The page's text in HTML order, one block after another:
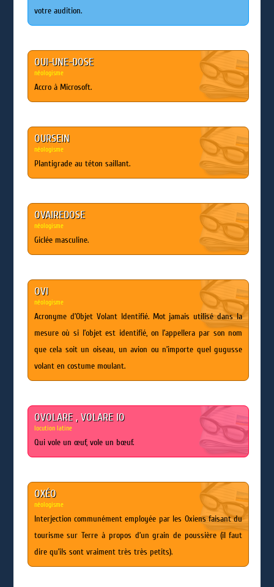
votre audition.
OUI-UNE-DOSE
néologisme
Accro à Microsoft.
OURSEIN
néologisme
Plantigrade au téton saillant.
OVAIREDOSE
néologisme
Giclée masculine.
OVI
néologisme
Acronyme d’Objet Volant Identifié. Mot jamais utilisé dans la
mesure où si l’objet est identifié, on l’appellera par son nom
que cela soit un oiseau, un avion ou n’importe quel gugusse
volant en costume moulant.
OVOLARE , VOLARE IO
locution latine
Qui vole un œuf, vole un bœuf.
OXÉO
néologisme
Interjection communément employée par les Oxiens faisant du
tourisme sur Terre à propos d’un grain de poussière (il faut
dire qu’ils sont vraiment très très petits).